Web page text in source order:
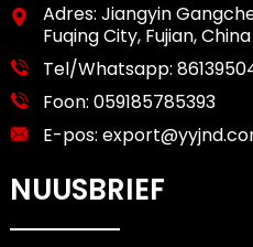
Adres: Jiangyin
Fuqing City, Fujian, China
Tel/Whatsapp:
Foon: 059185785393
E-pos:
NUUSBRIEF